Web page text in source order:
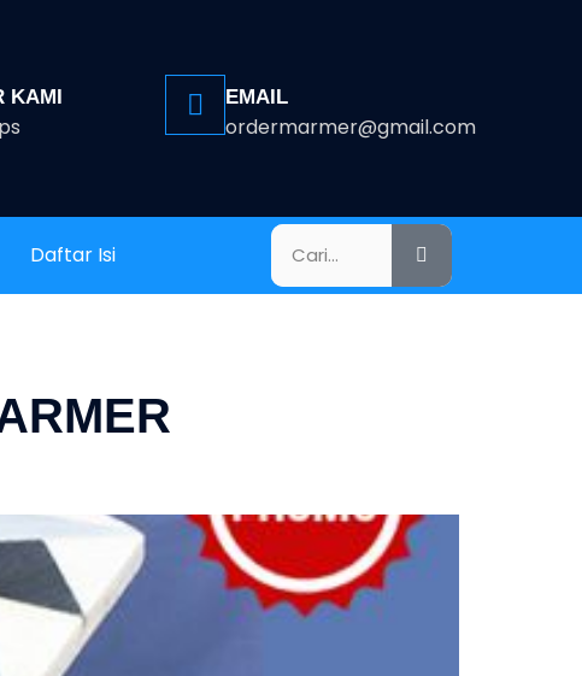
KAMI EMAIL
ordermarmer@gmail.com
Daftar Isi